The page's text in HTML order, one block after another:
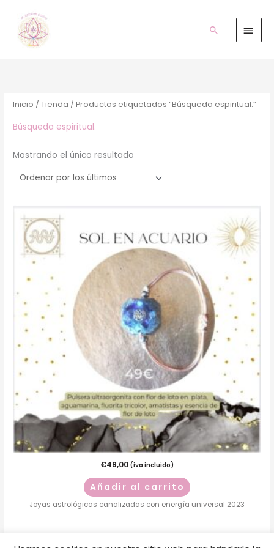
contenido
Buscar
Inicio /Tienda / Productos etiquetados “Búsqueda espiritual.”
Búsqueda espiritual.
Mostrando el único resultado
€49,00 (iva incluido)
Añadir al carrito
Joyas astrológicas canalizadas con energía universal 2023